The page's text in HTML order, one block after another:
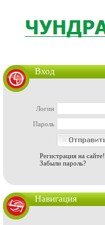
Вход
Логин
Пароль
Регистрация на сайте!
Забыли пароль?
Навигация